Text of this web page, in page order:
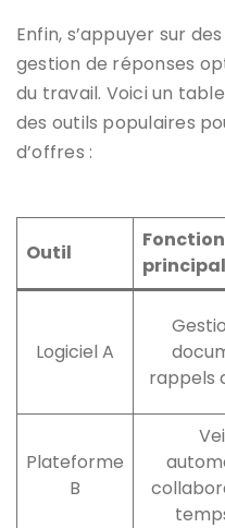
Enfin, s’appuyer sur
gestion de réponses
du travail. Voici un
des outils populaires
d’offres :
Outil
Logiciel A
rappels
Plateforme
B